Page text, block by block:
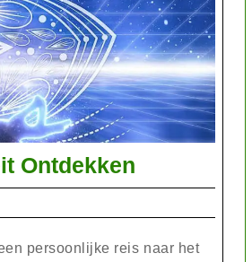
Ontdekken
de
Reis
naar
persoonlijke reis naar het